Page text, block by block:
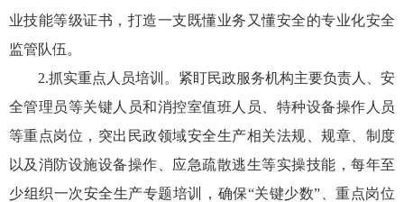
业技能等级证书，打造一支既懂业务又懂安全的专业化安全
监管队伍。
2.抓实重点人员培训。紧盯民政服务机构主要负责人、安
全管理员等关键人员和消控室值班人员、特种设备操作人员
等重点岗位，突出民政领域安全生产相关法规、规章、制度
以及消防设施设备操作、应急疏散逃生等实操技能，每年至
少组织一次安全生产专题培训，确保“关键少数”、重点岗位